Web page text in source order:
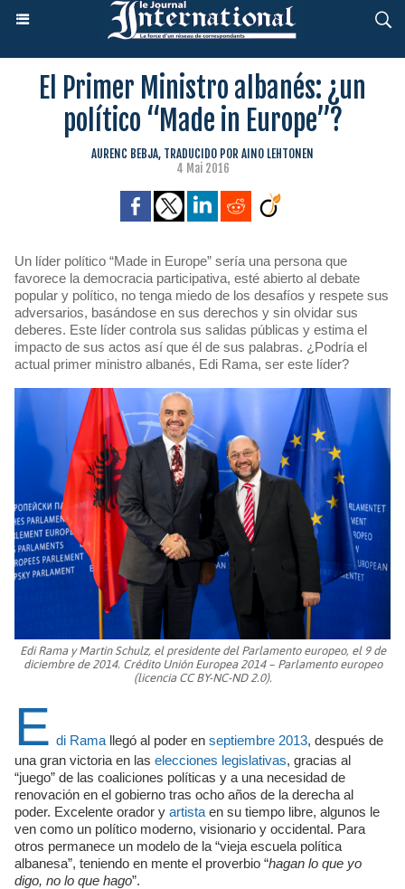
El Primer Ministro albanés: ¿un
político “Made in Europe”?
AURENC BEBJA, TRADUCIDO POR AINO LEHTONEN
4 Mai 2016
Un líder político “Made in Europe” sería una persona que
favorece la democracia participativa, esté abierto al debate
popular y político, no tenga miedo de los desafíos y respete sus
adversarios, basándose en sus derechos y sin olvidar sus
deberes. Este líder controla sus salidas públicas y estima el
impacto de sus actos así que él de sus palabras. ¿Podría el
actual primer ministro albanés, Edi Rama, ser este líder?
Edi Rama y Martin Schulz, el presidente del Parlamento europeo, el 9 de
diciembre de 2014. Crédito Unión Europea 2014 – Parlamento europeo
(licencia CC BY-NC-ND 2.0).
E di Rama llegó al poder en septiembre 2013, después de
una gran victoria en las elecciones legislativas, gracias al
“juego” de las coaliciones políticas y a una necesidad de
renovación en el gobierno tras ocho años de la derecha al
poder. Excelente orador y artista en su tiempo libre, algunos le
ven como un político moderno, visionario y occidental. Para
otros permanece un modelo de la “vieja escuela política
albanesa”, teniendo en mente el proverbio “hagan lo que yo
digo, no lo que hago”.